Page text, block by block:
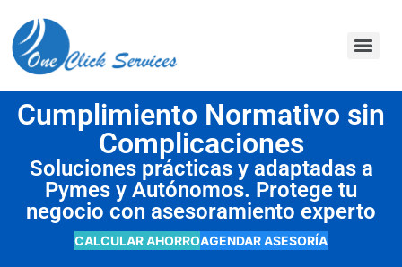
Cumplimiento Normativo sin
Complicaciones
Soluciones prácticas y adaptadas a
Pymes y Autónomos. Protege tu
negocio con asesoramiento experto
CALCULAR AHORROAGENDAR ASESORÍA